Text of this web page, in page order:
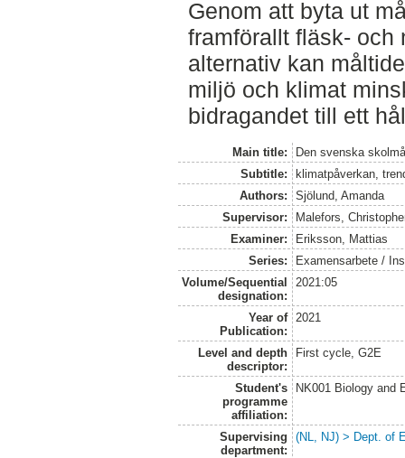
Genom att byta ut
framförallt fläsk- och
alternativ kan
miljö och klimat
bidragandet till ett
Main title:
Den svenska
Subtitle:
klimatpåverkan,
Authors:
Sjölund, Amanda
Supervisor:
Malefors,
Examiner:
Eriksson, Mattias
Series:
Examensarbete /
Volume/Sequential
designation:
2021:05
Year of
Publication:
2021
Level and depth
descriptor:
First cycle, G2E
Student's
programme
affiliation:
NK001 Biology and
Supervising
department:
(NL, NJ) > Dept. of